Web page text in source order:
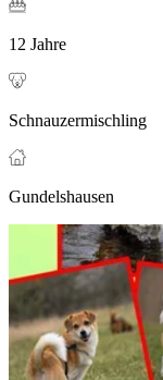
12 Jahre
Schnauzermischling
Gundelshausen